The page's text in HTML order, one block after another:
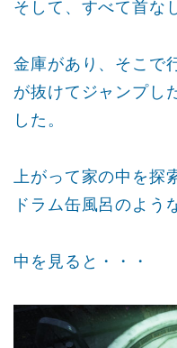
そして、すべて首な
金庫があり、そこで
が抜けてジャンプし
した。
上がって家の中を探
ドラム缶風呂のよう
中を見ると・・・